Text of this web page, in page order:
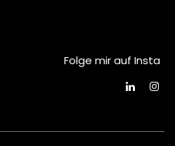
Folge mir auf Insta